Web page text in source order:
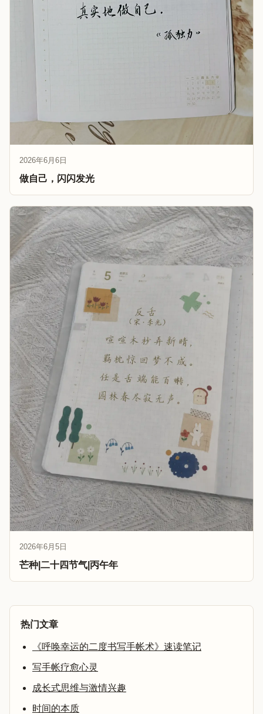
2026年6月6日
做自己，闪闪发光
2026年6月5日
芒种|二十四节气|丙午年
热门文章
《呼唤幸运的二度书写手帐术》速读笔记
写手帐疗愈心灵
成长式思维与激情兴趣
时间的本质